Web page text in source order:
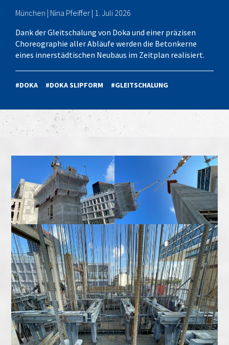
München | Nina Pfeiffer | 1. Juli 2026
Dank der Gleitschalung von Doka und einer präzisen
Choreographie aller Abläufe werden die Betonkerne
eines innerstädtischen Neubaus im Zeitplan realisiert.
#DOKA #DOKA SLIPFORM #GLEITSCHALUNG